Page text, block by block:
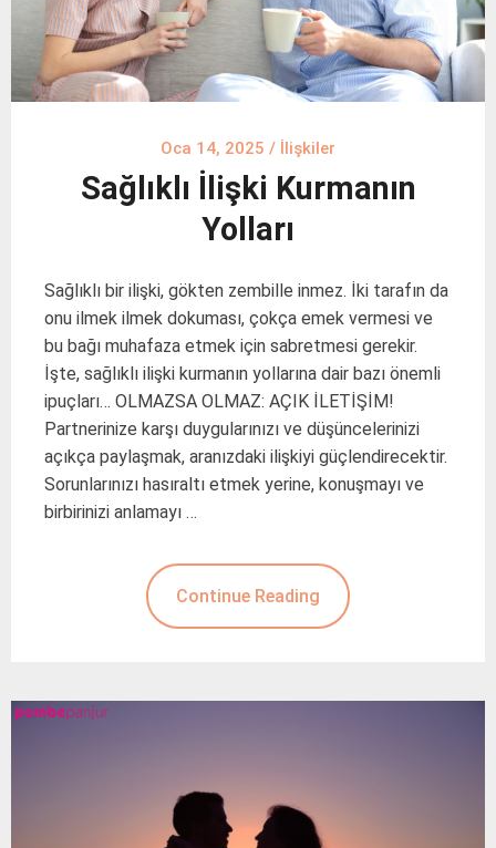
Oca 14, 2025 / İlişkiler
Sağlıklı İlişki Kurmanın
Yolları
Sağlıklı bir ilişki, gökten zembille inmez. İki tarafın da
onu ilmek ilmek dokuması, çokça emek vermesi ve
bu bağı muhafaza etmek için sabretmesi gerekir.
İşte, sağlıklı ilişki kurmanın yollarına dair bazı önemli
ipuçları… OLMAZSA OLMAZ: AÇIK İLETİŞİM!
Partnerinize karşı duygularınızı ve düşüncelerinizi
açıkça paylaşmak, aranızdaki ilişkiyi güçlendirecektir.
Sorunlarınızı hasıraltı etmek yerine, konuşmayı ve
birbirinizi anlamayı …
Continue Reading